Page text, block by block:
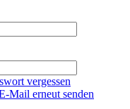
vergessen
Mail erneut senden